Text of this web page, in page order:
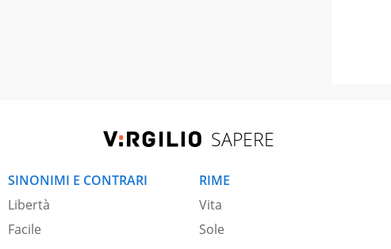
SAPERE
SINONIMI E CONTRARI
Libertà
Facile
RIME
Vita
Sole